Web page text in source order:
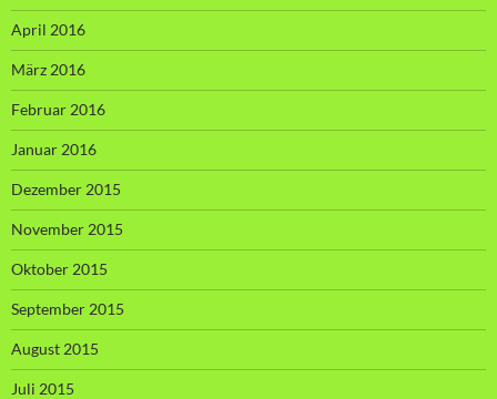
April 2016
März 2016
Februar 2016
Januar 2016
Dezember 2015
November 2015
Oktober 2015
September 2015
August 2015
Juli 2015